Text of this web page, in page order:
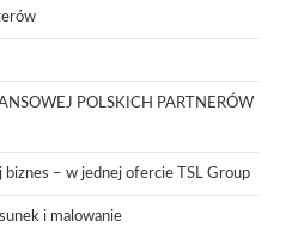
POLSKICH PARTNERÓW
– w jednej ofercie TSL Group
i malowanie